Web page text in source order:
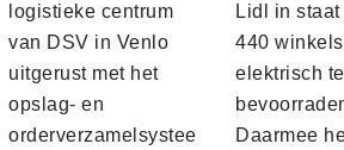
logistieke centrum
van DSV in Venlo
uitgerust met het
opslag- en
orderverzamelsystee
Lidl in
440 winkels
elektrisch te
Daarmee